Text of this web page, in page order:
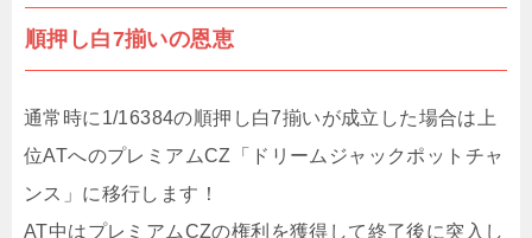
順押し白7揃いの恩恵
通常時に1/16384の順押し白7揃いが成立した場合は上
位ATへのプレミアムCZ「ドリームジャックポットチャ
ンス」に移行します！
AT中はプレミアムCZの権利を獲得して終了後に突入し